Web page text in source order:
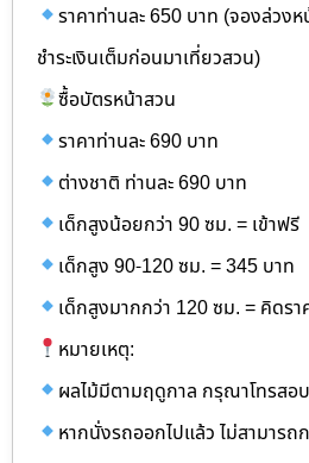
ราคาท่านละ 650 บาท (จองล่วง
ชำระเงินเต็มก่อนมาเที่ยวสวน)
ซื้อบัตรหน้าสวน
ราคาท่านละ 690 บาท
ต่างชาติ ท่านละ 690 บาท
เด็กสูงน้อยกว่า 90 ซม. = เข้าฟรี
เด็กสูง 90-120 ซม. = 345 บาท
เด็กสูงมากกว่า 120 ซม. = คิดร
หมายเหตุ:
ผลไม้มีตามฤดูกาล กรุณาโทรสอ
หากนั่งรถออกไปแล้ว ไม่สามาร